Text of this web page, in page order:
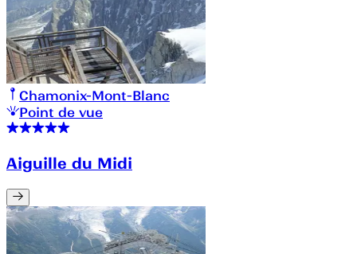
Chamonix-Mont-Blanc
Point de vue
Aiguille du Midi